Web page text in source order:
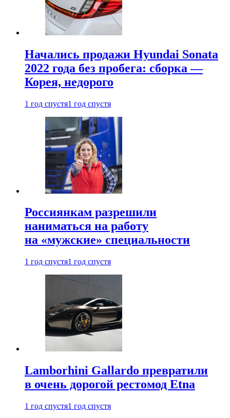
Начались продажи Hyundai Sonata
2022 года без пробега: сборка —
Корея, недорого
1 год спустя1 год спустя
Россиянкам разрешили
наниматься на работу
на «мужские» специальности
1 год спустя1 год спустя
Lamborhini Gallardo превратили
в очень дорогой рестомод Etna
1 год спустя1 год спустя